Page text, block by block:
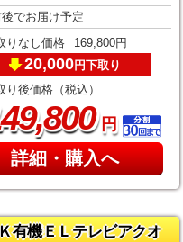
でお届け予定
りなし価格 169,800円
20,000円下取り
り後価格（税込）
,800円
詳細・購入へ
有機ＥＬテレビアクオ